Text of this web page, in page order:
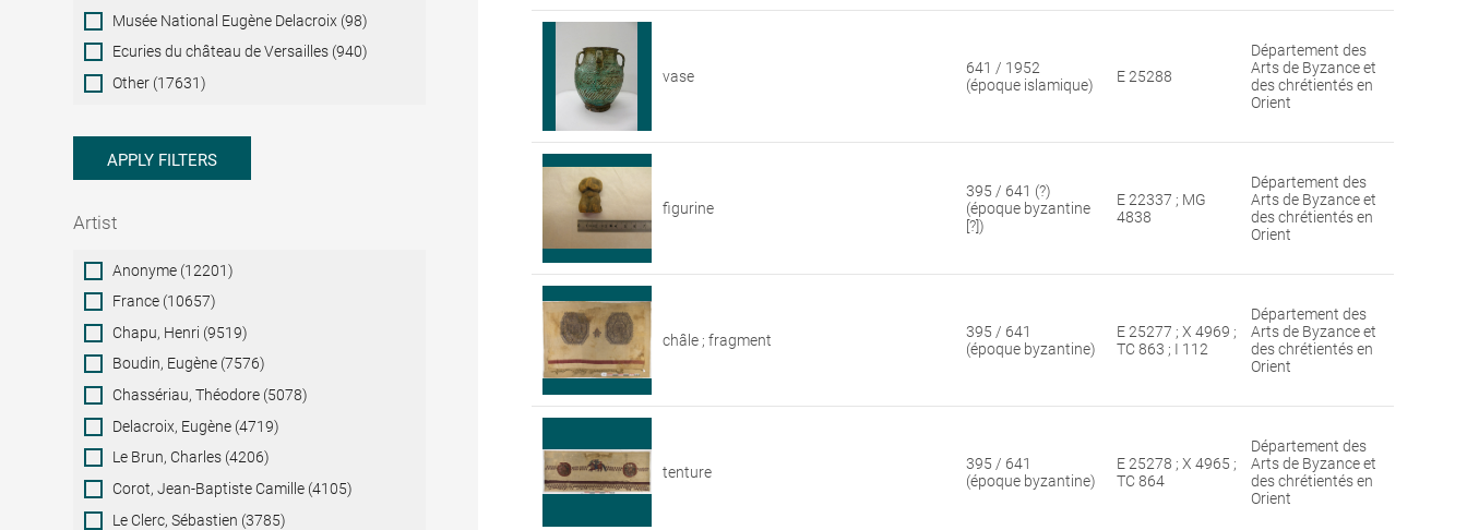
Musée National Eugène Delacroix (98)
Ecuries du château de Versailles (940)
Other (17631)
APPLY FILTERS
Artist
ArtistAnonyme (12201)
France (10657)
Chapu, Henri (9519)
Boudin, Eugène (7576)
Chassériau, Théodore (5078)
Delacroix, Eugène (4719)
Le Brun, Charles (4206)
Corot, Jean-Baptiste Camille (4105)
Le Clerc, Sébastien (3785)
vase
641 / 1952
(époque islamique)
E 25288
Département des
Arts de Byzance et
des chrétientés en
Orient
figurine
395 / 641 (?)
(époque byzantine
[?])
E 22337 ; MG
4838
Département des
Arts de Byzance et
des chrétientés en
Orient
châle ; fragment
395 / 641
(époque byzantine)
E 25277 ; X 4969 ;
TC 863 ; I 112
Département des
Arts de Byzance et
des chrétientés en
Orient
tenture
395 / 641
(époque byzantine)
E 25278 ; X 4965 ;
TC 864
Département des
Arts de Byzance et
des chrétientés en
Orient